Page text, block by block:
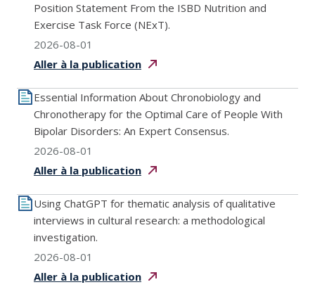
Position Statement From the ISBD Nutrition and
Exercise Task Force (NExT).
2026-08-01
Aller à la publication
Essential Information About Chronobiology and
Chronotherapy for the Optimal Care of People With
Bipolar Disorders: An Expert Consensus.
2026-08-01
Aller à la publication
Using ChatGPT for thematic analysis of qualitative
interviews in cultural research: a methodological
investigation.
2026-08-01
Aller à la publication